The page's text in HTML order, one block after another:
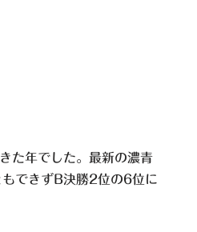
た年でした。最新の濃青
できずB決勝2位の6位に